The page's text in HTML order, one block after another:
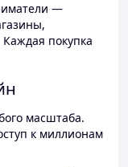
—
покупка
масштаба.
к миллионам